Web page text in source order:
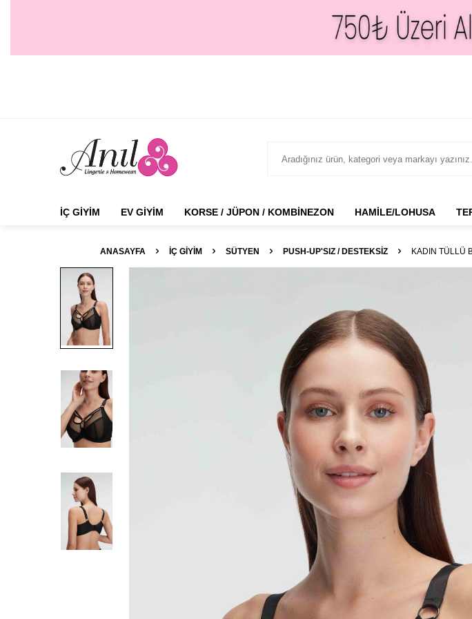
İÇ GIYIM EV GIYIM KORSE / JÜPON / KOMBINEZON HAMILE/LOHUSA
ANASAYFA İÇ GIYIM SÜTYEN PUSH-UP'SIZ / DESTEKSIZ KADIN TÜLLÜ